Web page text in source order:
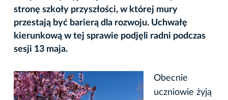
stronę szkoły przyszłości, w której mury
przestają być barierą dla rozwoju. Uchwałę
kierunkową w tej sprawie podjęli radni podczas
sesji 13 maja.
Obecnie
uczniowie żyją